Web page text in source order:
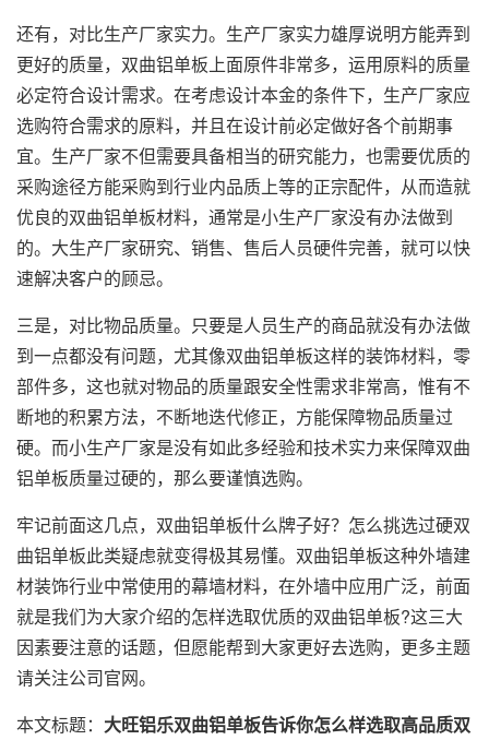
还有，对比生产厂家实力。生产厂家实力雄厚说明方能弄到
更好的质量， 双曲铝单板上面原件非常多，运用原料的质量
必定符合设计需求。在考虑设计本金的条件下，生产厂家应
选购符合需求的原料，并且在设计前必定做好各个前期事
宜。生产厂家不但需要具备相当的研究能力，也需要优质的
采购途径方能采购到行业内品质上等的正宗配件，从而造就
优良的双曲铝单板材料，通常是小生产厂家没有办法做到
的。大生产厂家研究、销售、售后人员硬件完善，就可以快
速解决客户的顾忌。
三是，对比物品质量。只要是人员生产的商品就没有办法做
到一点都没有问题，尤其像双曲铝单板这样的装饰材料，零
部件多，这也就对物品的质量跟安全性需求非常高，惟有不
断地的积累方法，不断地迭代修正，方能保障物品质量过
硬。而小生产厂家是没有如此多经验和技术实力来保障双曲
铝单板质量过硬的，那么要谨慎选购。
牢记前面这几点，双曲铝单板什么牌子好？怎么挑选过硬双
曲铝单板此类疑虑就变得极其易懂。双曲铝单板这种外墙建
材装饰行业中常使用的幕墙材料，在外墙中应用广泛，前面
就是我们为大家介绍的怎样选取优质的双曲铝单板?这三大
因素要注意的话题，但愿能帮到大家更好去选购，更多主题
请关注公司官网。
本文标题： 大旺铝乐双曲铝单板告诉你怎么样选取高品质双